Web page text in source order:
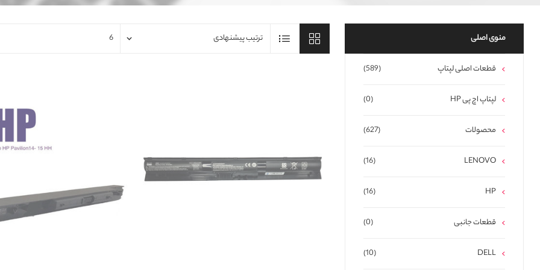
فلت لپتاپ
منوی اصلی
(589) قطعات اصلی لپتاپ
(0) لپتاپ اچ پی HP
(627) محصولات
(16) LENOVO
(16) HP
(0) قطعات جانبی
(10) DELL